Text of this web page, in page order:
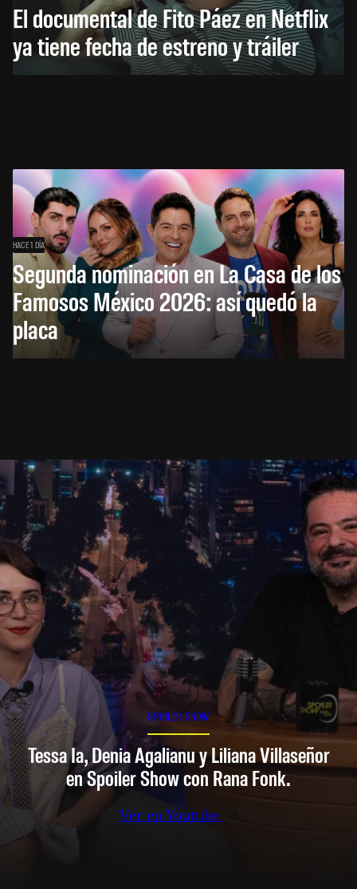
El documental de Fito Páez en Netflix
ya tiene fecha de estreno y tráiler
HACE 1 DÍA
Segunda nominación en La Casa de los
Famosos México 2026: así quedó la
placa
SPOILER SHOW
Tessa Ia, Denia Agalianu y Liliana Villaseñor
en Spoiler Show con Rana Fonk.
Ver en Youtube